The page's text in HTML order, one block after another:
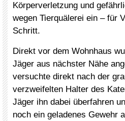
Körperverletzung und
wegen Tierquälerei ein – für
Schritt.
Direkt vor dem Wohnhaus
Jäger aus nächster Nähe
versuchte direkt nach der
verzweifelten Halter des
Jäger ihn dabei überfahren
noch ein geladenes Gewehr